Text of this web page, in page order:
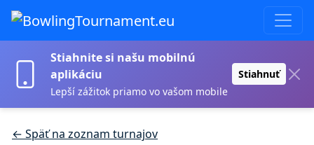
Stiahnite si našu mobilnú
aplikáciu
Lepší zážitok priamo vo vašom mobile
Stiahnuť
← Späť na zoznam turnajov